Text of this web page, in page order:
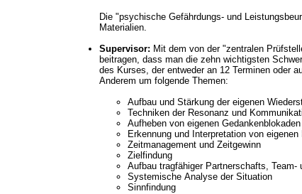
Die "psychische Gefährdungs- und
Materialien.
Supervisor: Mit dem von der "zentralen
beitragen, dass man die zehn wichtigsten Schwerpunkte einer ganzheitlichen Lebensführung erkennt und
des Kurses, der entweder an 12 Terminen oder
Anderem um folgende Themen:
Aufbau und Stärkung der eigenen
Techniken der Resonanz und
Aufheben von eigenen Gedankenblokaden
Erkennung und Interpretation von eigenen
Zeitmanagement und Zeitgewinn
Zielfindung
Aufbau tragfähiger Partnerschafts, Team-
Systemische Analyse der Situation
Sinnfindung